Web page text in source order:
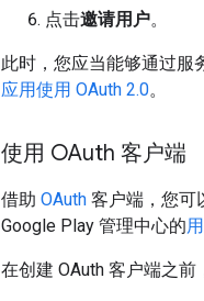
点击邀请用户。
此时，您应当能够通过服
应用使用 OAuth 2.0。
使用 OAuth 客户端
借助 OAuth 客户端，您可
Google Play 管理中心的
在创建 OAuth 客户端之